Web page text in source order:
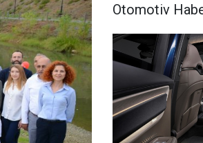
Otomotiv